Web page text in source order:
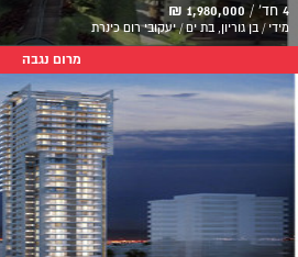
4 חד' / 1,980,000 ₪
מידי / בן גוריון, בת ים / יעקובי רום כינרת
מרום נגבה